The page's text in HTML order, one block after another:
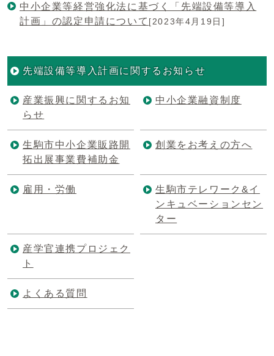
中小企業等経営強化法に基づく「先端設備等導入
計画」の認定申請について [2023年4月19日]
先端設備等導入計画に関するお知らせ
産業振興に関するお知
らせ
中小企業融資制度
生駒市中小企業販路開
拓出展事業費補助金
創業をお考えの方へ
雇用・労働
生駒市テレワーク&イ
ンキュベーションセン
ター
産学官連携プロジェク
ト
よくある質問